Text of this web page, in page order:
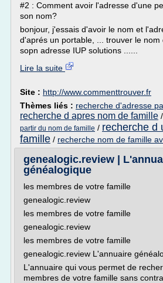
#2 : Comment avoir l'adresse d'une
son nom?
bonjour, j'essais d'avoir le nom et
d'aprés un portable, ... trouver le
sopn adresse IUP solutions ......
Lire la suite
Site : http://www.commenttrouver.fr
Thèmes liés : recherche d'adresse
recherche d apres nom de famille /
partir du nom de famille / recherche d
famille / recherche nom de famille
genealogic.review |
généalogique
les membres de votre famille
genealogic.review
les membres de votre famille
genealogic.review
les membres de votre famille
genealogic.review L'annuaire
L'annuaire qui vous permet de
membres de votre famille sans